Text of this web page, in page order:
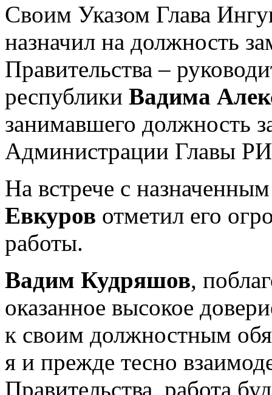
Своим Указом Глава
назначил на должность
Правительства –
республики Вадима
занимавшего должность
Администрации Главы
На встрече с
Евкуров отметил его
работы.
Вадим Кудряшов,
оказанное высокое
к своим должностным
я и прежде тесно
Правительства, работа